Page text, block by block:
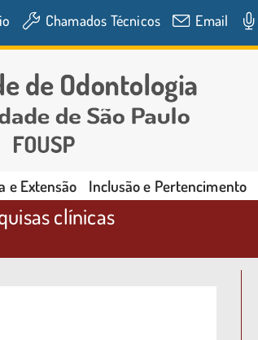
Chamados Técnicos Email
e Extensão Inclusão e Pertencimento
clínicas